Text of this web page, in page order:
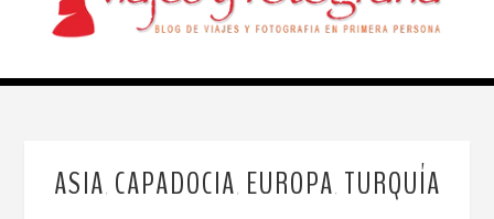
ASIA CAPADOCIA EUROPA TURQUÍA